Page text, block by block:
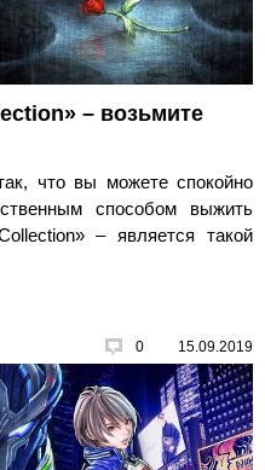
– возьмите
что вы можете спокойно
способом выжить
– является такой
0 15.09.2019